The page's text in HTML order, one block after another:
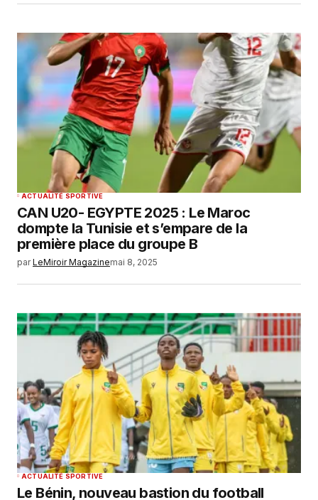
ACTUALITÉ SPORTIVE
CAN U20- EGYPTE 2025 : Le Maroc
dompte la Tunisie et s’empare de la
première place du groupe B
par LeMiroir Magazinemai 8, 2025
ACTUALITÉ SPORTIVE
Le Bénin, nouveau bastion du football